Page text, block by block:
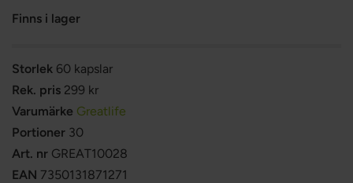
Finns i lager
Storlek 60 kapslar
Rek. pris 299 kr
Varumärke Greatlife
Portioner 30
Art. nr GREAT10028
EAN 7350131871271